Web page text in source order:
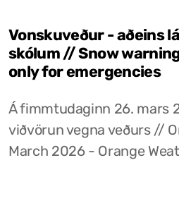
Vonskuveður - aðeins
skólum // Snow
only for emergencies
Á fimmtudaginn 26. mars
viðvörun vegna veðurs //
March 2026 - Orange